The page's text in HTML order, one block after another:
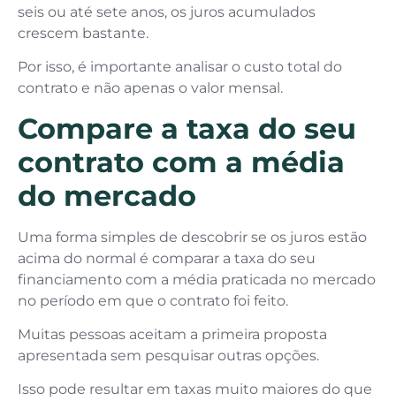
seis ou até sete anos, os juros acumulados
crescem bastante.
Por isso, é importante analisar o custo total do
contrato e não apenas o valor mensal.
Compare a taxa do seu
contrato com a média
do mercado
Uma forma simples de descobrir se os juros estão
acima do normal é comparar a taxa do seu
financiamento com a média praticada no mercado
no período em que o contrato foi feito.
Muitas pessoas aceitam a primeira proposta
apresentada sem pesquisar outras opções.
Isso pode resultar em taxas muito maiores do que